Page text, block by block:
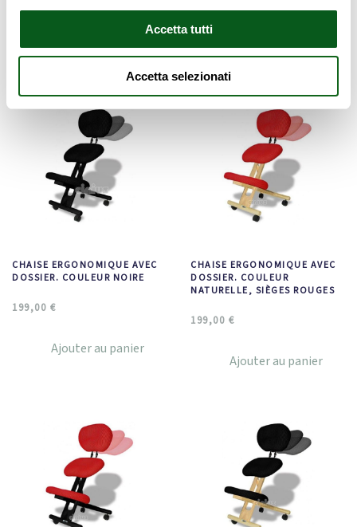
Accetta tutti
Accetta selezionati
Ajouter au panier
CHAISE ERGONOMIQUE AVEC
DOSSIER. COULEUR NOIRE
199,00 €
Ajouter au panier
CHAISE ERGONOMIQUE AVEC
DOSSIER. COULEUR
NATURELLE, SIÈGES ROUGES
199,00 €
Ajouter au panier